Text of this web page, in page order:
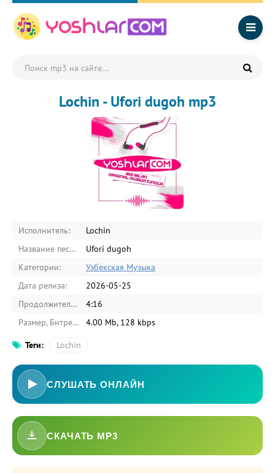
Lochin - Ufori dugoh mp3
Исполнитель:
Lochin
Название песни:
Ufori dugoh
Категории:
Узбекская Музыка
Дата релиза:
2026-05-25
Продолжительность:
4:16
Размер, Битрейт:
4.00 Mb, 128 kbps
Теги: Lochin
СЛУШАТЬ ОНЛАЙН
СКАЧАТЬ MP3